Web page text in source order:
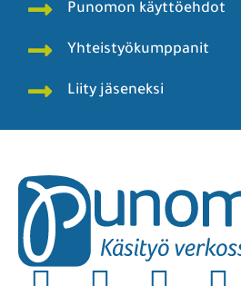
Punomon käyttöehdot
Yhteistyökumppanit
Liity jäseneksi